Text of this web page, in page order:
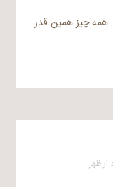
همه چیز همین قدر